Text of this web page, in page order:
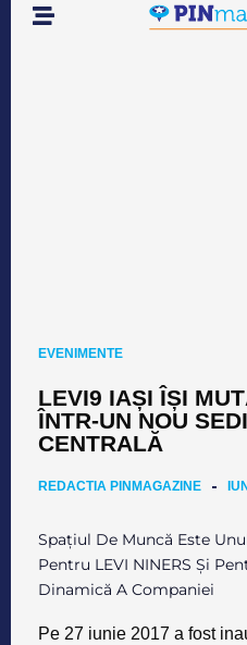
EVENIMENTE
LEVI9 IAȘI ÎȘI
ÎNTR-UN NOU
CENTRALĂ
REDACTIA PINMAGAZINE
Spațiul De Muncă Este
Pentru LEVI NINERS Și
Dinamică A Companiei
Pe 27 iunie 2017 a fost